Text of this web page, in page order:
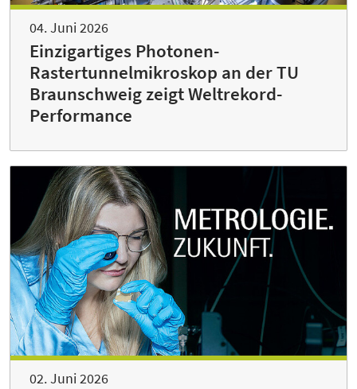
04. Juni 2026
Einzigartiges Photonen-
Rastertunnelmikroskop an der TU
Braunschweig zeigt Weltrekord-
Performance
02. Juni 2026